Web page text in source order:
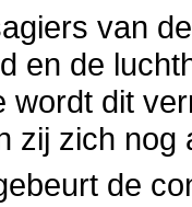
van
en de
wordt dit
zij zich
de